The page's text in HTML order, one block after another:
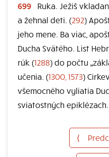
699
Ruka. Ježiš
a žehnal deti. (292)
jeho mene. Ba viac,
Ducha Svätého. List
rúk (1288) do počtu
učenia. (1300, 1573)
všemocného vyliatia
sviatostných
⟨